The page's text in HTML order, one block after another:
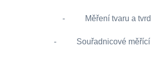
- Měření tvaru a
- Souřadnicové měřící